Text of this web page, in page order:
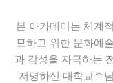
본 아카데미는 체계
모하고 위한 문화예
과 감성을 자극하는
저명하신 대학교수